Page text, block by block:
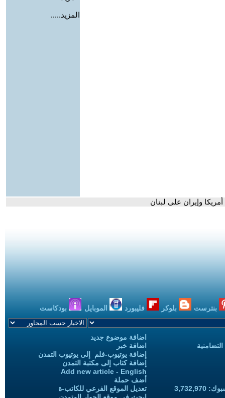
المزيد.....
وإيران على لبنان
بنترست بلوكر فليبورد الموبايل بودكاست
اضافة موضوع جديد
اضافة خبر
إضافة يوتيوب-فلم إلى يوتيوب التمدن
إضافة كتاب إلى مكتبة التمدن
Add new article - English
أضف حملة
تعديل الموقع الفرعي للكاتب-ة